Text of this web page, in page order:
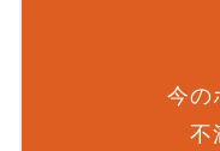
今の
不